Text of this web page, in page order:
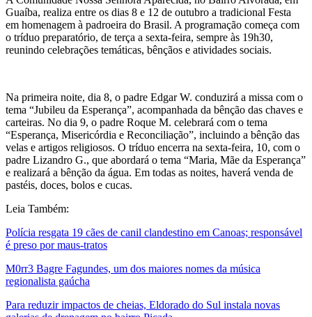
Guaíba, realiza entre os dias 8 e 12 de outubro a tradicional Festa
em homenagem à padroeira do Brasil. A programação começa com
o tríduo preparatório, de terça a sexta-feira, sempre às 19h30,
reunindo celebrações temáticas, bênçãos e atividades sociais.
Na primeira noite, dia 8, o padre Edgar W. conduzirá a missa com o
tema “Jubileu da Esperança”, acompanhada da bênção das chaves e
carteiras. No dia 9, o padre Roque M. celebrará com o tema
“Esperança, Misericórdia e Reconciliação”, incluindo a bênção das
velas e artigos religiosos. O tríduo encerra na sexta-feira, 10, com o
padre Lizandro G., que abordará o tema “Maria, Mãe da Esperança”
e realizará a bênção da água. Em todas as noites, haverá venda de
pastéis, doces, bolos e cucas.
Leia Também:
Polícia resgata 19 cães de canil clandestino em Canoas; responsável
é preso por maus-tratos
M0rr3 Bagre Fagundes, um dos maiores nomes da música
regionalista gaúcha
Para reduzir impactos de cheias, Eldorado do Sul instala novas